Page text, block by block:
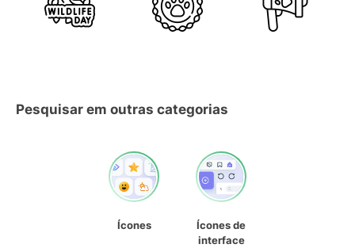
Pesquisar em outras categorias
Ícones
Ícones de
interface